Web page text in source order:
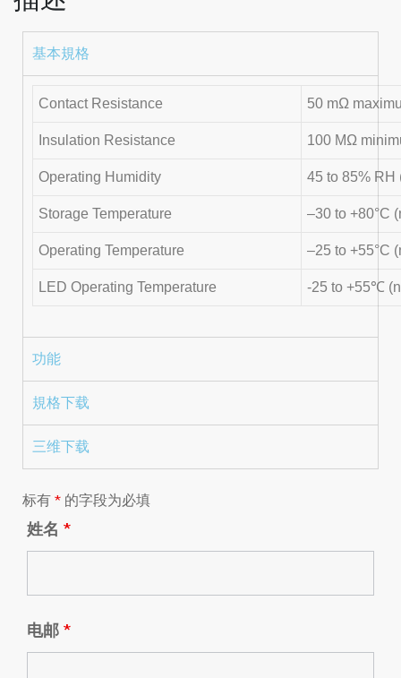
基本規格
Contact Resistance 50 mΩ
Insulation Resistance 100 MΩ
Operating Humidity 45 to 85% RH
Storage Temperature –30 to +80°C
Operating Temperature –25 to +55°C
LED Operating Temperature -25 to +55℃
功能
規格下载
三维下载
标有 * 的字段为必填
姓名 *
电邮 *